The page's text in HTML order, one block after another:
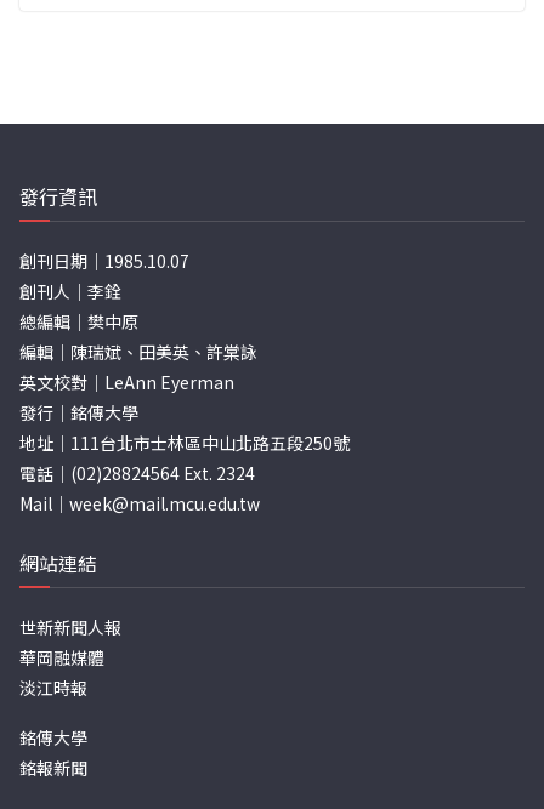
發行資訊
創刊日期｜1985.10.07
創刊人｜李銓
總編輯｜樊中原
編輯｜陳瑞斌、田美英、許棠詠
英文校對｜LeAnn Eyerman
發行｜銘傳大學
地址｜111台北市士林區中山北路五段250號
電話｜(02)28824564 Ext. 2324
Mail｜ week@mail.mcu.edu.tw
網站連結
世新新聞人報
華岡融媒體
淡江時報
銘傳大學
銘報新聞